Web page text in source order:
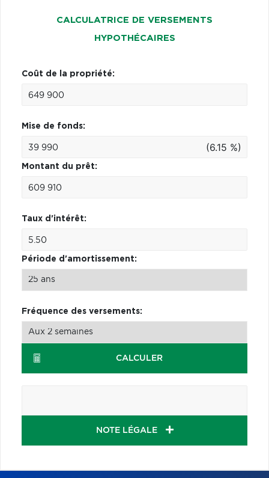
CALCULATRICE DE VERSEMENTS
HYPOTHÉCAIRES
Coût de la propriété:
Mise de fonds:
(6.15 %)
Montant du prêt:
Taux d'intérêt:
Période d'amortissement:
Fréquence des versements:
CALCULER
NOTE LÉGALE